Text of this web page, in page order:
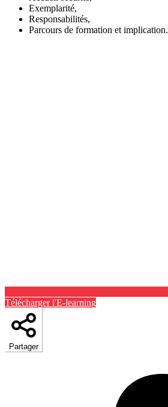
Exemplarité,
Responsabilités,
Parcours de formation et implication.
Télécharger l'E-learning
Partager